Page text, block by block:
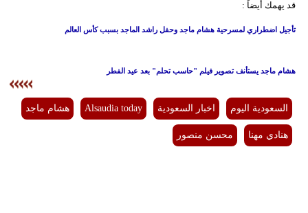
قد يهمك أيضاً :
تأجيل اضطراري لمسرحية هشام ماجد وحفل راشد الماجد بسبب كأس العالم
هشام ماجد يستأنف تصوير فيلم "حاسب تحلم" بعد عيد الفطر
السعودية اليوم اخبار السعودية Alsaudia today هشام ماجد
هنادي مهنا محسن منصور